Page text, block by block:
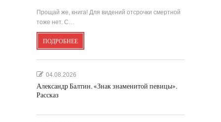
Прощай же, книга! Для видений отсрочки смертной
тоже нет. С…
ПОДРОБНЕЕ
04.08.2026
Александр Балтин. «Знак знаменитой певицы».
Рассказ